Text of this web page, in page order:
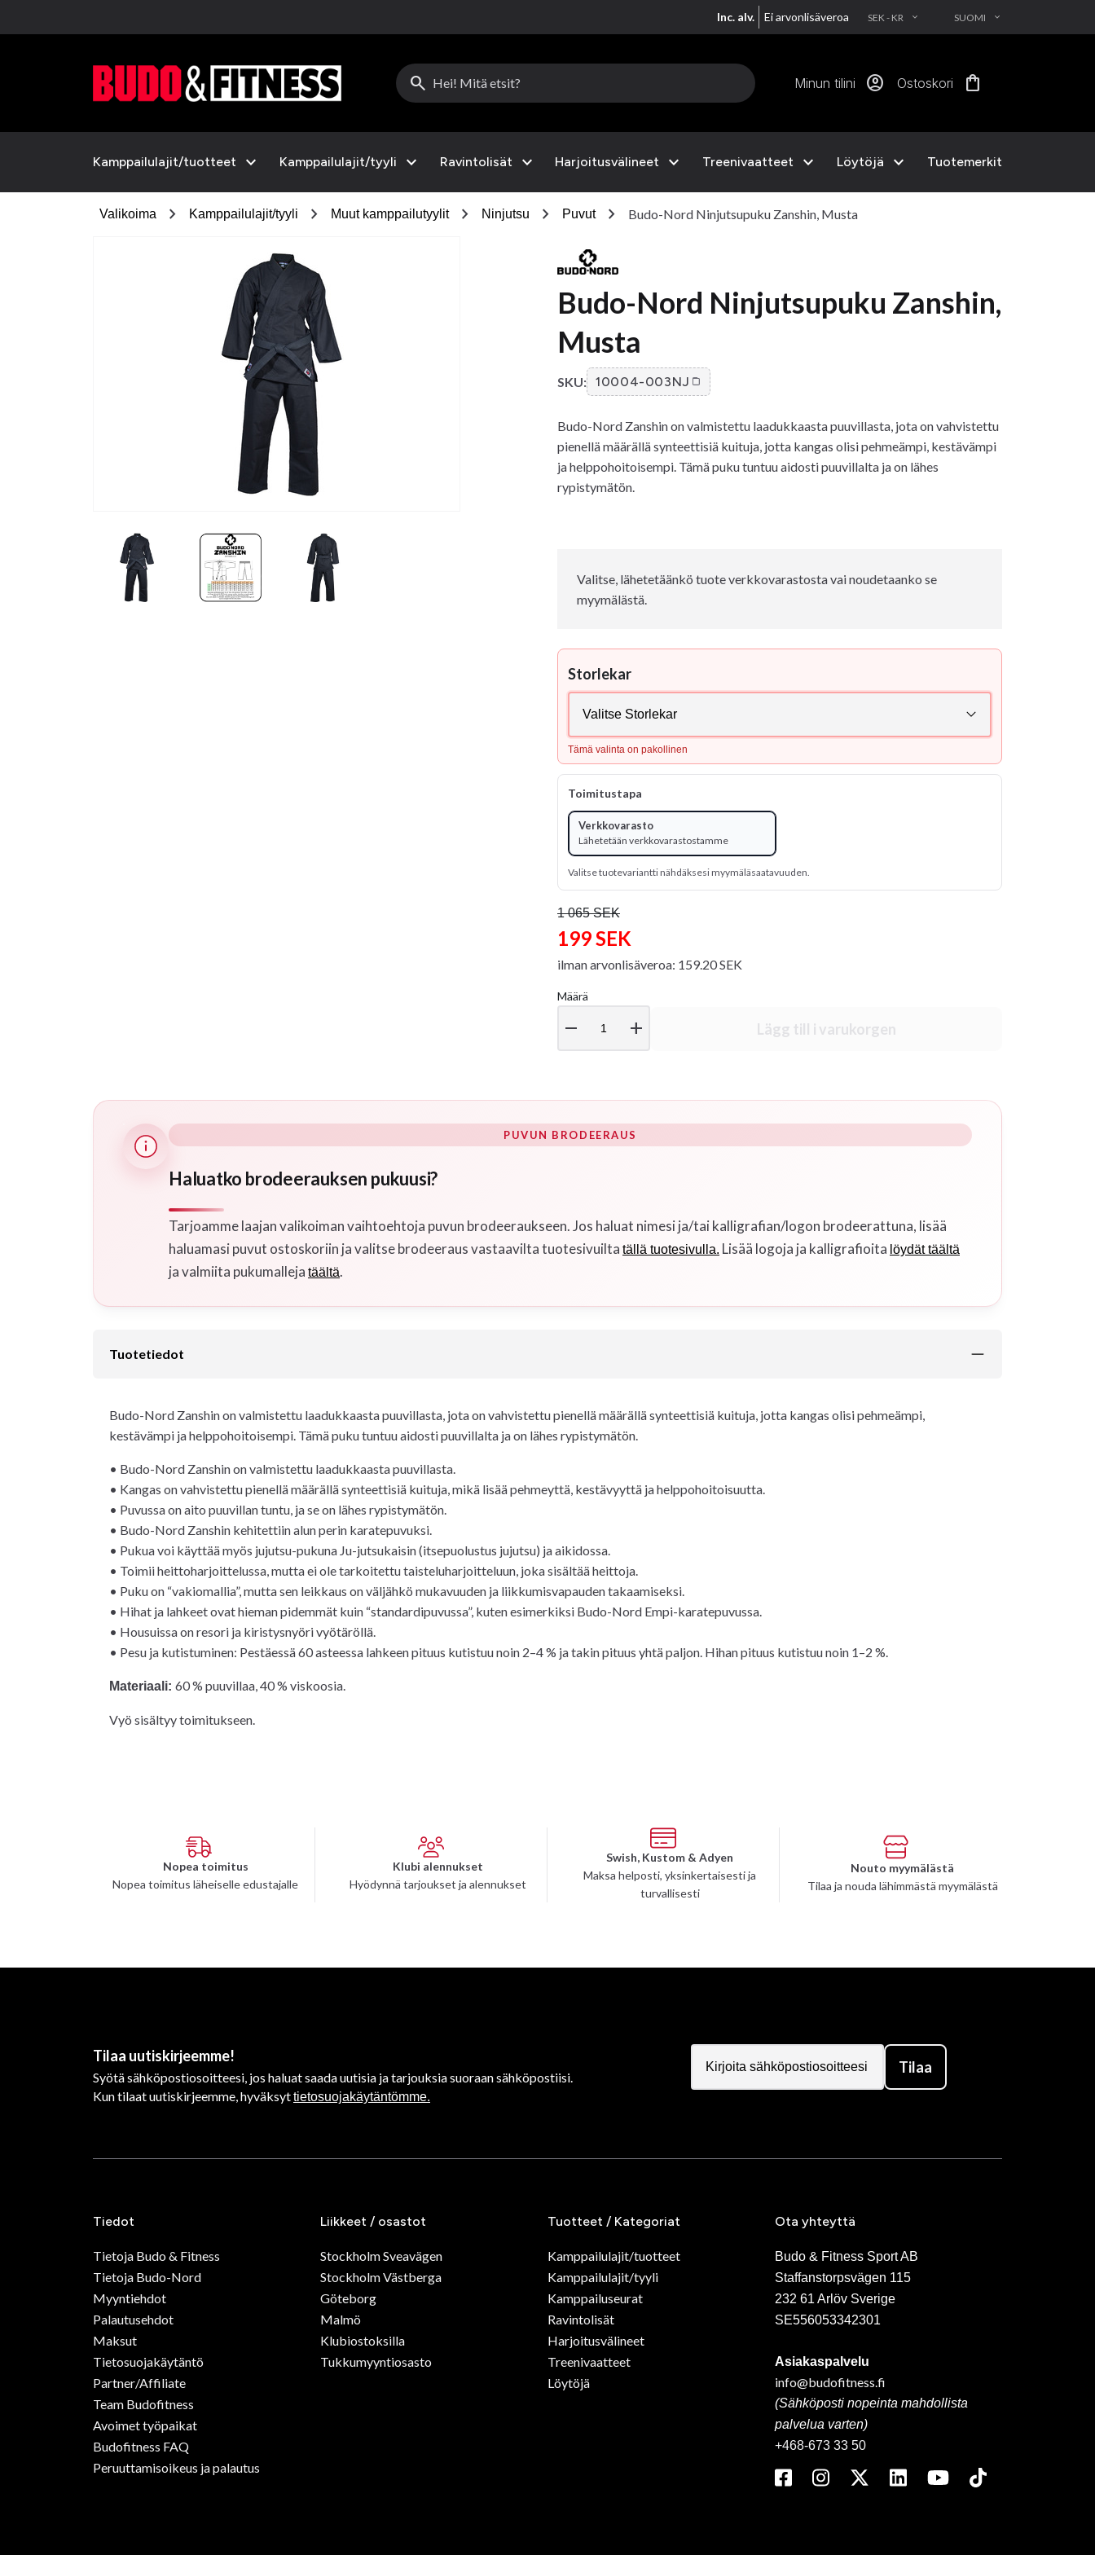
Inc. alv. Ei arvonlisäveroa SEK - KR EXPAND_MORE SUOMI EXPAND_MORE
search Minun tilini account_circle Ostoskori shopping_bag
Kamppailulajit/tuotteet expand_more Kamppailulajit/tyyli expand_more Ravintolisät expand_more Harjoitusvälineet expand_more Treenivaatteet expand_more Löytöjä expand_more Tuotemerkit
Valikoima chevron_right Kamppailulajit/tyyli chevron_right Muut kamppailutyylit chevron_right Ninjutsu chevron_right Puvut chevron_right Budo-Nord Ninjutsupuku Zanshin, Musta
Budo-Nord Ninjutsupuku Zanshin,
Musta
SKU: 10004-003NJ
Budo-Nord Zanshin on valmistettu laadukkaasta puuvillasta, jota on vahvistettu
pienellä määrällä synteettisiä kuituja, jotta kangas olisi pehmeämpi, kestävämpi
ja helppohoitoisempi. Tämä puku tuntuu aidosti puuvillalta ja on lähes
rypistymätön.
Valitse, lähetetäänkö tuote verkkovarastosta vai noudetaanko se
myymälästä.
Storlekar
Tämä valinta on pakollinen
Toimitustapa
Verkkovarasto
Lähetetään verkkovarastostamme
Valitse tuotevariantti nähdäksesi myymäläsaatavuuden.
1 065 SEK
199 SEK
ilman arvonlisäveroa: 159.20 SEK
Määrä
remove add Lägg till i varukorgen
PUVUN BRODEERAUS
Haluatko brodeerauksen pukuusi?
Tarjoamme laajan valikoiman vaihtoehtoja puvun brodeeraukseen. Jos haluat nimesi ja/tai kalligrafian/logon brodeerattuna, lisää
haluamasi puvut ostoskoriin ja valitse brodeeraus vastaavilta tuotesivuilta tällä tuotesivulla. Lisää logoja ja kalligrafioita löydät täältä
ja valmiita pukumalleja täältä.
Tuotetiedot
Budo-Nord Zanshin on valmistettu laadukkaasta puuvillasta, jota on vahvistettu pienellä määrällä synteettisiä kuituja, jotta kangas olisi pehmeämpi,
kestävämpi ja helppohoitoisempi. Tämä puku tuntuu aidosti puuvillalta ja on lähes rypistymätön.
• Budo-Nord Zanshin on valmistettu laadukkaasta puuvillasta.
• Kangas on vahvistettu pienellä määrällä synteettisiä kuituja, mikä lisää pehmeyttä, kestävyyttä ja helppohoitoisuutta.
• Puvussa on aito puuvillan tuntu, ja se on lähes rypistymätön.
• Budo-Nord Zanshin kehitettiin alun perin karatepuvuksi.
• Pukua voi käyttää myös jujutsu-pukuna Ju-jutsukaisin (itsepuolustus jujutsu) ja aikidossa.
• Toimii heittoharjoittelussa, mutta ei ole tarkoitettu taisteluharjoitteluun, joka sisältää heittoja.
• Puku on “vakiomallia”, mutta sen leikkaus on väljähkö mukavuuden ja liikkumisvapauden takaamiseksi.
• Hihat ja lahkeet ovat hieman pidemmät kuin “standardipuvussa”, kuten esimerkiksi Budo-Nord Empi-karatepuvussa.
• Housuissa on resori ja kiristysnyöri vyötäröllä.
• Pesu ja kutistuminen: Pestäessä 60 asteessa lahkeen pituus kutistuu noin 2–4 % ja takin pituus yhtä paljon. Hihan pituus kutistuu noin 1–2 %.
Materiaali: 60 % puuvillaa, 40 % viskoosia.
Vyö sisältyy toimitukseen.
Nopea toimitus
Nopea toimitus läheiselle edustajalle
Klubi alennukset
Hyödynnä tarjoukset ja alennukset
Swish, Kustom & Adyen
Maksa helposti, yksinkertaisesti ja
turvallisesti
Nouto myymälästä
Tilaa ja nouda lähimmästä myymälästä
Tilaa uutiskirjeemme!
Syötä sähköpostiosoitteesi, jos haluat saada uutisia ja tarjouksia suoraan sähköpostiisi.
Kun tilaat uutiskirjeemme, hyväksyttietosuojakäytäntömme.
Tilaa
Tiedot
Tietoja Budo & Fitness
Tietoja Budo-Nord
Myyntiehdot
Palautusehdot
Maksut
Tietosuojakäytäntö
Partner/Affiliate
Team Budofitness
Avoimet työpaikat
Budofitness FAQ
Peruuttamisoikeus ja palautus
Liikkeet / osastot
Stockholm Sveavägen
Stockholm Västberga
Göteborg
Malmö
Klubiostoksilla
Tukkumyyntiosasto
Tuotteet / Kategoriat
Kamppailulajit/tuotteet
Kamppailulajit/tyyli
Kamppailuseurat
Ravintolisät
Harjoitusvälineet
Treenivaatteet
Löytöjä
Ota yhteyttä
Budo & Fitness Sport AB
Staffanstorpsvägen 115
232 61 Arlöv Sverige
SE556053342301
Asiakaspalvelu
info@budofitness.fi
(Sähköposti nopeinta mahdollista
palvelua varten)
+468-673 33 50